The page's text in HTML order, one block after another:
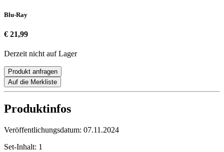
Blu-Ray
€ 21,99
Derzeit nicht auf Lager
Produkt anfragen
Auf die Merkliste
Produktinfos
Veröffentlichungsdatum: 07.11.2024
Set-Inhalt: 1